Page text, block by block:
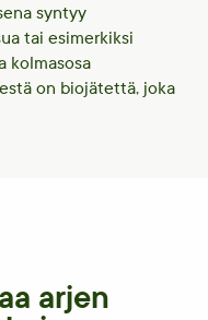
syntyy
tai esimerkiksi
kolmasosa
on biojätettä, joka
arjen